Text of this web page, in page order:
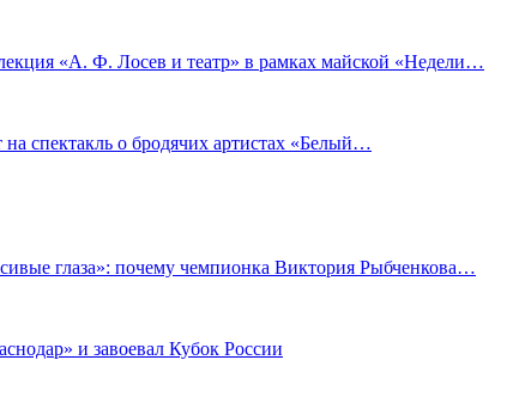
«А. Ф. Лосев и театр» в рамках майской «Недели…
спектакль о бродячих артистах «Белый…
глаза»: почему чемпионка Виктория Рыбченкова…
и завоевал Кубок России